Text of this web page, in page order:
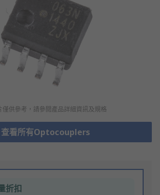
僅供參考，請參閲產品詳細資訊及規格
查看所有Optocouplers
折扣